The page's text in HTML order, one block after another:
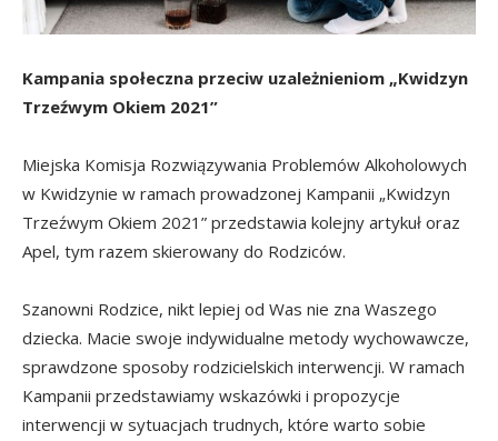
Kampania społeczna przeciw uzależnieniom „Kwidzyn
Trzeźwym Okiem 2021”
Miejska Komisja Rozwiązywania Problemów Alkoholowych
w Kwidzynie w ramach prowadzonej Kampanii „Kwidzyn
Trzeźwym Okiem 2021” przedstawia kolejny artykuł oraz
Apel, tym razem skierowany do Rodziców.
Szanowni Rodzice, nikt lepiej od Was nie zna Waszego
dziecka. Macie swoje indywidualne metody wychowawcze,
sprawdzone sposoby rodzicielskich interwencji. W ramach
Kampanii przedstawiamy wskazówki i propozycje
interwencji w sytuacjach trudnych, które warto sobie